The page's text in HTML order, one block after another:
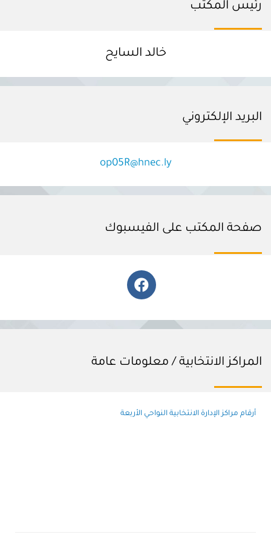
رئيس المكتب
خالد السايح
البريد الإلكتروني
op05R@hnec.ly
صفحة المكتب على الفيسبوك
المراكز الانتخابية / معلومات عامة
أرقام مراكز الإدارة الانتخابية النواحي الأربعة